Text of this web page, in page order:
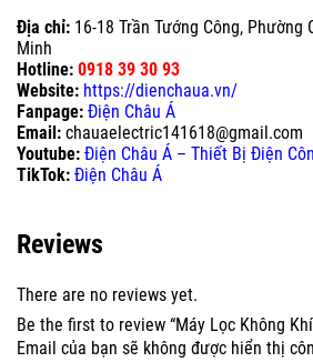
Địa chỉ: 16-18 Trần Tướng Công, Phường
Minh
Hotline: 0918 39 30 93
Website: https://dienchaua.vn/
Fanpage: Điện Châu Á
Email: chauaelectric141618@gmail.com
Youtube: Điện Châu Á – Thiết Bị Điện
TikTok: Điện Châu Á
Reviews
There are no reviews yet.
Be the first to review “Máy Lọc Không Khí
Email của bạn sẽ không được hiển thị